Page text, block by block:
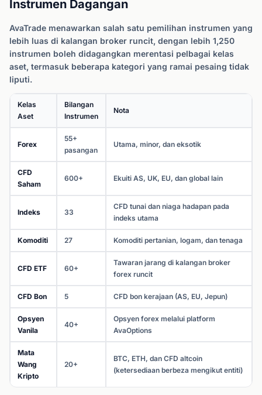
Instrumen Dagangan
AvaTrade menawarkan salah satu pemilihan instrumen yang
lebih luas di kalangan broker runcit, dengan lebih 1,250
instrumen boleh didagangkan merentasi pelbagai kelas
aset, termasuk beberapa kategori yang ramai pesaing tidak
liputi.
Kelas
Aset
Bilangan
Instrumen
Nota
Forex
55+
pasangan
Utama, minor, dan eksotik
CFD
Saham
600+ Ekuiti AS, UK, EU, dan global lain
Indeks 33
CFD tunai dan niaga hadapan pada
indeks utama
Komoditi 27 Komoditi pertanian, logam, dan tenaga
CFD ETF 60+
Tawaran jarang di kalangan broker
forex runcit
CFD Bon 5 CFD bon kerajaan (AS, EU, Jepun)
Opsyen
Vanila
40+
Opsyen forex melalui platform
AvaOptions
Mata
Wang
Kripto
20+
BTC, ETH, dan CFD altcoin
(ketersediaan berbeza mengikut entiti)